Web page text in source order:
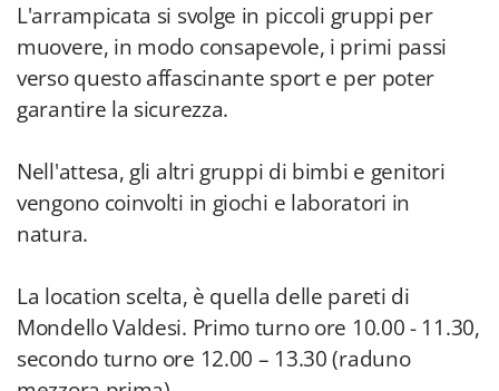
L'arrampicata si svolge in piccoli gruppi per
muovere, in modo consapevole, i primi passi
verso questo affascinante sport e per poter
garantire la sicurezza.
Nell'attesa, gli altri gruppi di bimbi e genitori
vengono coinvolti in giochi e laboratori in
natura.
La location scelta, è quella delle pareti di
Mondello Valdesi. Primo turno ore 10.00 - 11.30,
secondo turno ore 12.00 – 13.30 (raduno